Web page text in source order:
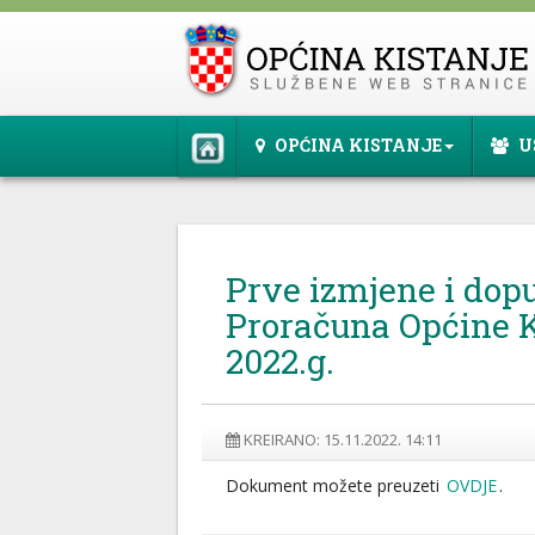
OPĆINA KISTANJE
Prve izmjene i
Proračuna Općine
2022.g.
KREIRANO: 15.11.2022. 14:11
Dokument možete preuzeti OVDJE.